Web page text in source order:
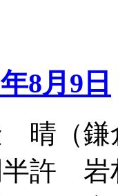
8月9日
（鎌
許 岩